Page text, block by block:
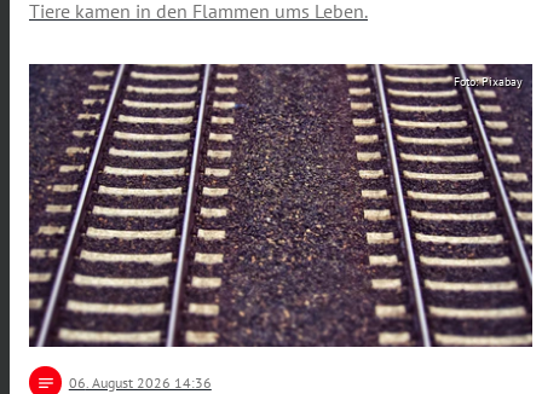
Tiere kamen in den Flammen ums Leben.
Foto: Pixabay
notes 06 . August 2026 14:36